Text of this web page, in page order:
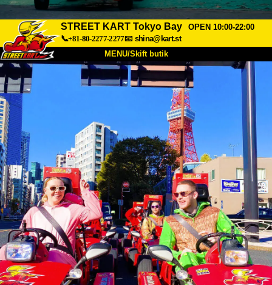
STREET KART Tokyo Bay
OPEN 10:00-22:00
📞+81-80-2277-2277📧 shina@kart.st
MENU/Skift butik
TOP
Virksomhed Booking
Skift butik
Tokyo Shinagawa Tokyo Akihabara#1
Tokyo Akihabara#2 Tokyo Shibuya
Tokyo Shibuya Annex Tokyo Bay
Tokyo Asakusa Osaka
Okinawa